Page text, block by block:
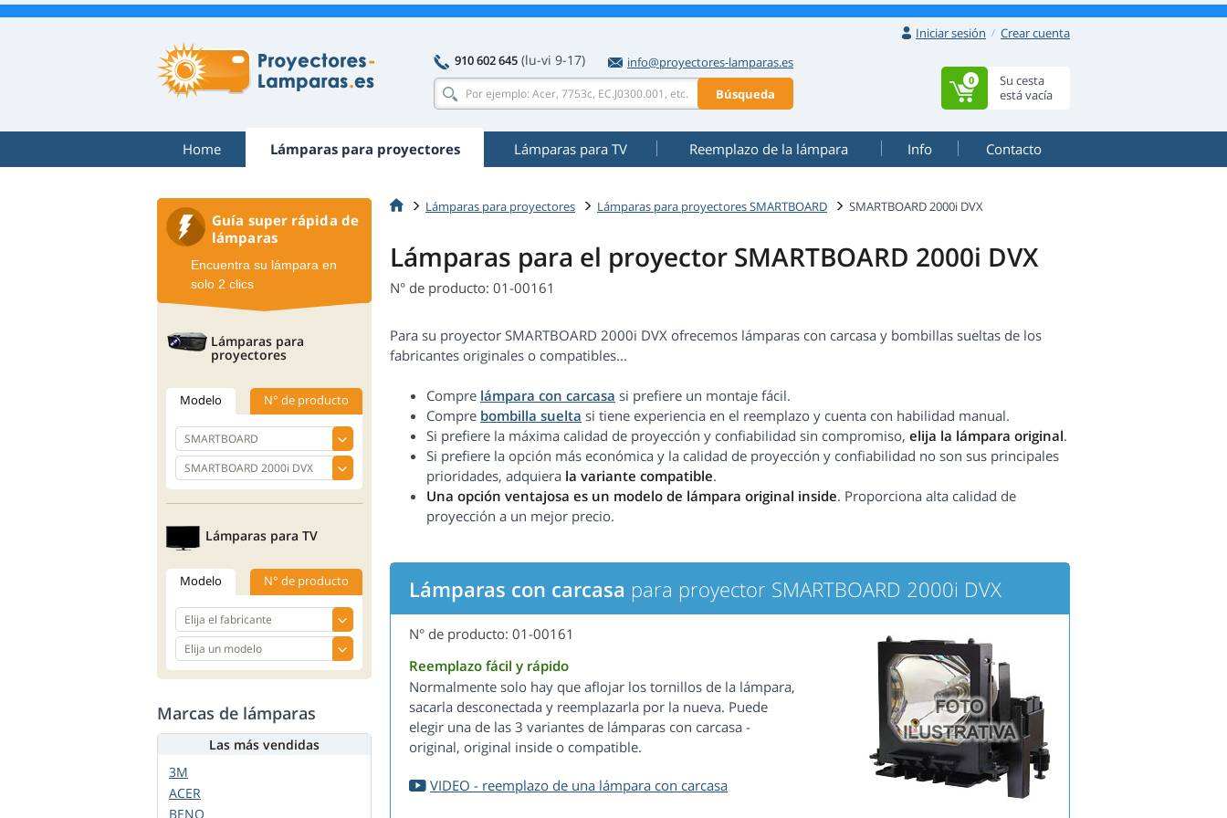
Iniciar sesión
Crear cuenta
910 602 645 (lu-vi 9-17)
info@proyectores-lamparas.es
Búsqueda
Su cesta
está vacía
0
Home Lámparas para proyectores Lámparas para TV Reemplazo de la lámpara Info Contacto
Lámparas para proyectores Lámparas para proyectores SMARTBOARD SMARTBOARD 2000i DVX
Lámparas para el proyector SMARTBOARD 2000i DVX
N° de producto: 01-00161
Para su proyector SMARTBOARD 2000i DVX ofrecemos lámparas con carcasa y bombillas sueltas de los
fabricantes originales o compatibles...
Compre lámpara con carcasa si prefiere un montaje fácil.
Compre bombilla suelta si tiene experiencia en el reemplazo y cuenta con habilidad manual.
Si prefiere la máxima calidad de proyección y confiabilidad sin compromiso, elija la lámpara original.
Si prefiere la opción más económica y la calidad de proyección y confiabilidad no son sus principales
prioridades, adquiera la variante compatible.
Una opción ventajosa es un modelo de lámpara original inside. Proporciona alta calidad de
proyección a un mejor precio.
Lámparas con carcasa para proyector SMARTBOARD 2000i DVX
N° de producto: 01-00161
Reemplazo fácil y rápido
Normalmente solo hay que aflojar los tornillos de la lámpara,
sacarla desconectada y reemplazarla por la nueva. Puede
elegir una de las 3 variantes de lámparas con carcasa -
original, original inside o compatible.
VIDEO - reemplazo de una lámpara con carcasa
Guía super rápida de
lámparas
Encuentra su lámpara en
solo 2 clics
Lámparas para
proyectores
Modelo N° de producto
Lámparas para TV
Modelo N° de producto
Marcas de lámparas
Las más vendidas
3M
ACER
BENQ